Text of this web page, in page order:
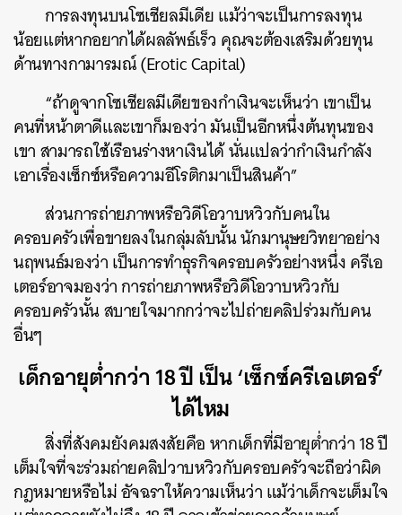
การลงทุนบนโซเชียลมีเดีย แม้ว่าจะเป็นการลงทุน
น้อยแต่หากอยากได้ผลลัพธ์เร็ว คุณจะต้องเสริมด้วยทุน
ด้านทางกามารมณ์ (Erotic Capital)
“ถ้าดูจากโซเชียลมีเดียของกำเงินจะเห็นว่า เขาเป็น
คนที่หน้าตาดีและเขาก็มองว่า มันเป็นอีกหนึ่งต้นทุนของ
เขา สามารถใช้เรือนร่างหาเงินได้ นั่นแปลว่ากำเงินกำลัง
เอาเรื่องเซ็กซ์หรือความอีโรติกมาเป็นสินค้า”
ส่วนการถ่ายภาพหรือวิดีโอวาบหวิวกับคนใน
ครอบครัวเพื่อขายลงในกลุ่มลับนั้น นักมานุษยวิทยาอย่าง
นฤพนธ์มองว่า เป็นการทำธุรกิจครอบครัวอย่างหนึ่ง ครีเอ
เตอร์อาจมองว่า การถ่ายภาพหรือวิดีโอวาบหวิวกับ
ครอบครัวนั้น สบายใจมากกว่าจะไปถ่ายคลิปร่วมกับคน
อื่นๆ
เด็กอายุต่ำกว่า 18 ปี เป็น ‘เซ็กซ์ครีเอเตอร์’
ได้ไหม
สิ่งที่สังคมยังคมสงสัยคือ หากเด็กที่มีอายุต่ำกว่า 18 ปี
เต็มใจที่จะร่วมถ่ายคลิปวาบหวิวกับครอบครัวจะถือว่าผิด
กฎหมายหรือไม่ อัจฉราให้ความเห็นว่า แม้ว่าเด็กจะเต็มใจ